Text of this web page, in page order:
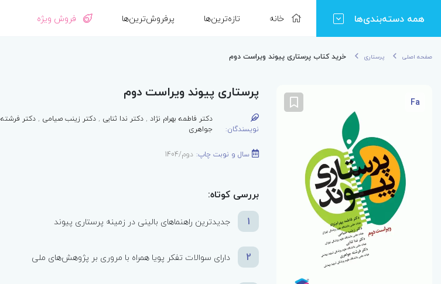
همه دسته‌بندی‌ها خانه تازه‌ترین‌ها پرفروش‌ترین‌ها فروش ویژه
صفحه اصلی پرستاری خرید کتاب پرستاری پیوند ویراست دوم
Fa
پرستاری پیوند ویراست دوم
نویسندگان:
دکتر فاطمه بهرام نژاد,دکتر ندا ثنایی ,دکتر زینب صیامی ,دکتر فرشته
جواهری
سال و نوبت چاپ: دوم/1404
بررسی کوتاه:
1
جدیدترین راهنماهای بالینی در زمینه پرستاری پیوند
2 دارای سوالات تفکر پویا همراه با مروری بر پژوهش‌های ملی